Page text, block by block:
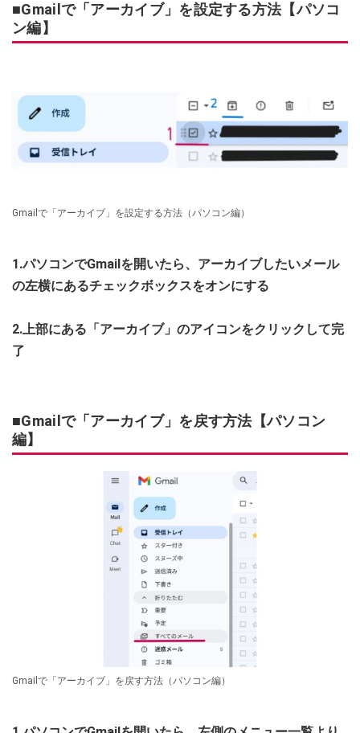
■Gmailで「アーカイブ」を設定する方法【パソコ
ン編】
Gmailで「アーカイブ」を設定する方法（パソコン編）
1.パソコンでGmailを開いたら、アーカイブしたいメール
の左横にあるチェックボックスをオンにする
2.上部にある「アーカイブ」のアイコンをクリックして完
了
■Gmailで「アーカイブ」を戻す方法【パソコン
編】
Gmailで「アーカイブ」を戻す方法（パソコン編）